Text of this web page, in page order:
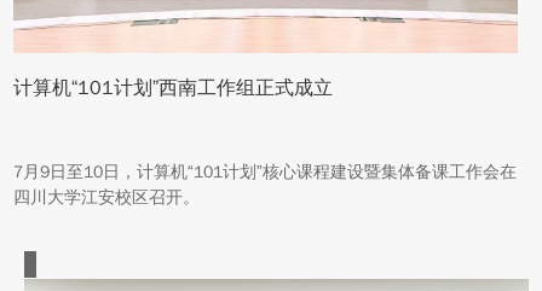
计算机“101计划”西南工作组正式成立
7月9日至10日，计算机“101计划”核心课程建设暨集体备课工作会在
四川大学江安校区召开。